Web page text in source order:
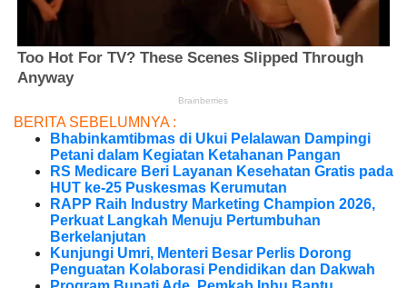
BERITA SEBELUMNYA :
Bhabinkamtibmas di Ukui Pelalawan Dampingi
Petani dalam Kegiatan Ketahanan Pangan
RS Medicare Beri Layanan Kesehatan Gratis pada
HUT ke-25 Puskesmas Kerumutan
RAPP Raih Industry Marketing Champion 2026,
Perkuat Langkah Menuju Pertumbuhan
Berkelanjutan
Kunjungi Umri, Menteri Besar Perlis Dorong
Penguatan Kolaborasi Pendidikan dan Dakwah